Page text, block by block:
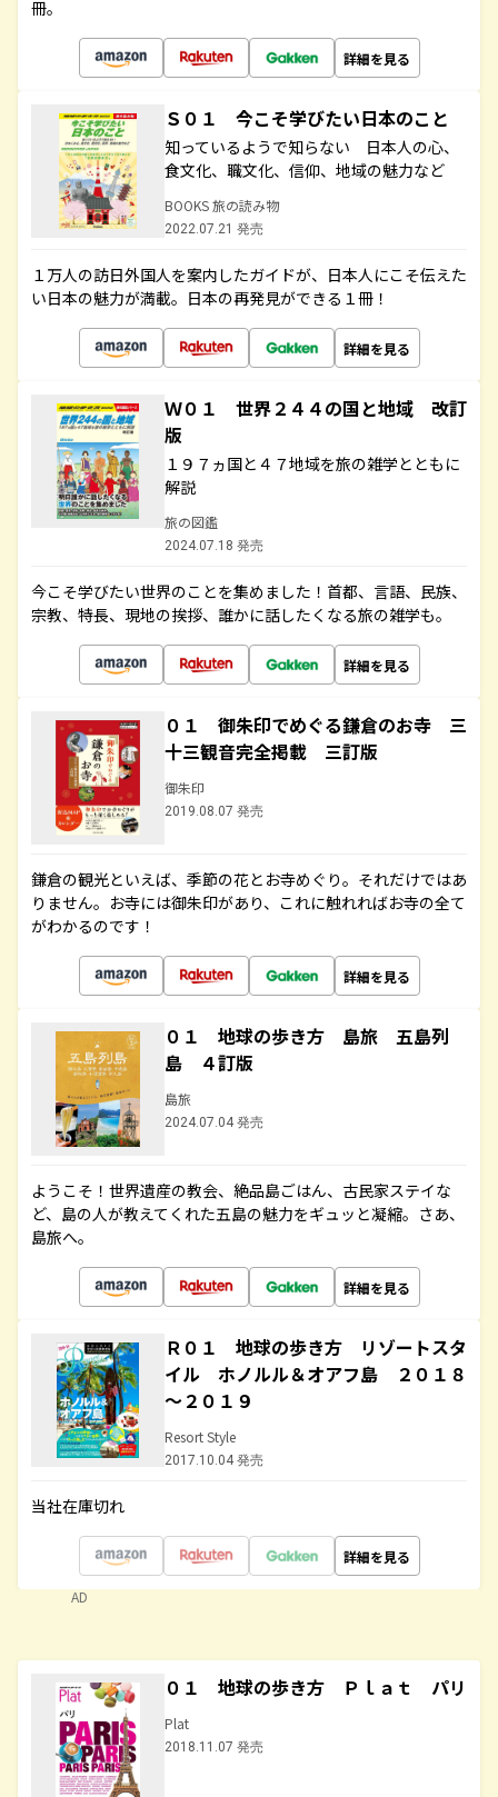
冊。
詳細を見る
Ｓ０１ 今こそ学びたい日本のこと
知っているようで知らない 日本人の心、
食文化、職文化、信仰、地域の魅力など
BOOKS 旅の読み物
2022.07.21 発売
１万人の訪日外国人を案内したガイドが、日本人にこそ伝えた
い日本の魅力が満載。日本の再発見ができる１冊！
詳細を見る
Ｗ０１ 世界２４４の国と地域 改訂
版
１９７ヵ国と４７地域を旅の雑学とともに
解説
旅の図鑑
2024.07.18 発売
今こそ学びたい世界のことを集めました！首都、言語、民族、
宗教、特長、現地の挨拶、誰かに話したくなる旅の雑学も。
詳細を見る
０１ 御朱印でめぐる鎌倉のお寺 三
十三観音完全掲載 三訂版
御朱印
2019.08.07 発売
鎌倉の観光といえば、季節の花とお寺めぐり。それだけではあ
りません。お寺には御朱印があり、これに触れればお寺の全て
がわかるのです！
詳細を見る
０１ 地球の歩き方 島旅 五島列
島 ４訂版
島旅
2024.07.04 発売
ようこそ！世界遺産の教会、絶品島ごはん、古民家ステイな
ど、島の人が教えてくれた五島の魅力をギュッと凝縮。さあ、
島旅へ。
詳細を見る
Ｒ０１ 地球の歩き方 リゾートスタ
イル ホノルル＆オアフ島 ２０１８
～２０１９
Resort Style
2017.10.04 発売
当社在庫切れ
詳細を見る
AD
０１ 地球の歩き方 Ｐｌａｔ パリ
Plat
2018.11.07 発売